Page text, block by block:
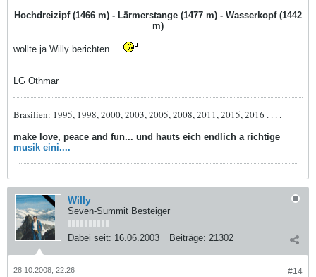
Hochdreizipf (1466 m) - Lärmerstange (1477 m) - Wasserkopf (1442
m)
wollte ja Willy berichten....
LG Othmar
Brasilien: 1995, 1998, 2000, 2003, 2005, 2008, 2011, 2015, 2016 . . . .
make love, peace and fun... und hauts eich endlich a richtige
musik eini....
Willy
Seven-Summit Besteiger
Dabei seit: 16.06.2003 Beiträge: 21302
#14
28.10.2008, 22:26